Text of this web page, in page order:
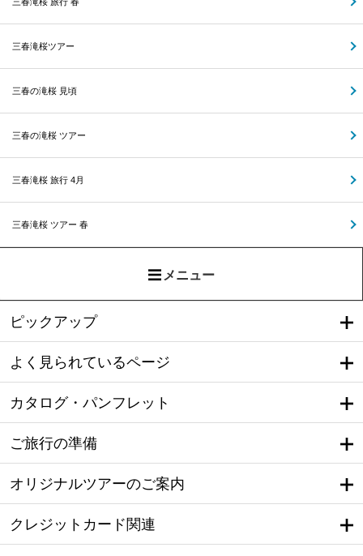
三春滝桜ツアー
三春の滝桜 見頃
三春の滝桜 ツアー
三春滝桜 旅行 4月
三春滝桜 ツアー 春
メニュー
ピックアップ
よく見られているページ
カタログ・パンフレット
ご旅行の準備
オリジナルツアーのご案内
クレジットカード関連